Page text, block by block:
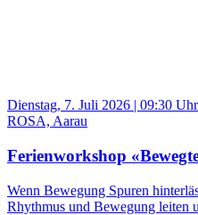
Dienstag, 7. Juli 2026 | 09:30
ROSA, Aarau
Ferienworkshop
Wenn Bewegung Spuren
Rhythmus und Bewegung leiten